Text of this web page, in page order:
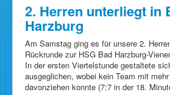
2. Herren unterliegt in
Harzburg
Am Samstag ging es für unsere 2.
Rückrunde zur HSG Bad Harzburg-
In der ersten Viertelstunde gestaltete
ausgeglichen, wobei kein Team mit
davonziehen konnte (7:7 in der 18.